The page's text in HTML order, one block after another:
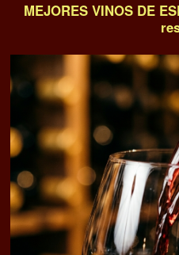
MEJORES VINOS DE